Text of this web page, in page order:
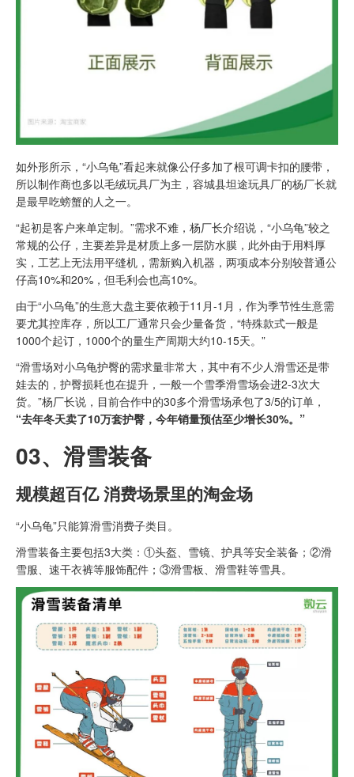
如外形所示，“小乌龟”看起来就像公仔多加了根可调卡扣的腰带，
所以制作商也多以毛绒玩具厂为主，容城县坦途玩具厂的杨厂长就
是最早吃螃蟹的人之一。
“起初是客户来单定制。”需求不难，杨厂长介绍说，“小乌龟”较之
常规的公仔，主要差异是材质上多一层防水膜，此外由于用料厚
实，工艺上无法用平缝机，需新购入机器，两项成本分别较普通公
仔高10%和20%，但毛利会也高10%。
由于“小乌龟”的生意大盘主要依赖于11月-1月，作为季节性生意需
要尤其控库存，所以工厂通常只会少量备货，“特殊款式一般是
1000个起订，1000个的量生产周期大约10-15天。”
“滑雪场对小乌龟护臀的需求量非常大，其中有不少人滑雪还是带
娃去的，护臀损耗也在提升，一般一个雪季滑雪场会进2-3次大
货。”杨厂长说，目前合作中的30多个滑雪场承包了3/5的订单，
“去年冬天卖了10万套护臀，今年销量预估至少增长30%。”
03、 滑雪装备
规模超百亿 消费场景里的淘金场
“小乌龟”只能算滑雪消费子类目。
滑雪装备主要包括3大类：①头盔、雪镜、护具等安全装备；②滑
雪服、速干衣裤等服饰配件；③滑雪板、滑雪鞋等雪具。